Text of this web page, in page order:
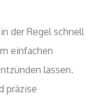
der Regel schnell
einfachen
lassen.
präzise